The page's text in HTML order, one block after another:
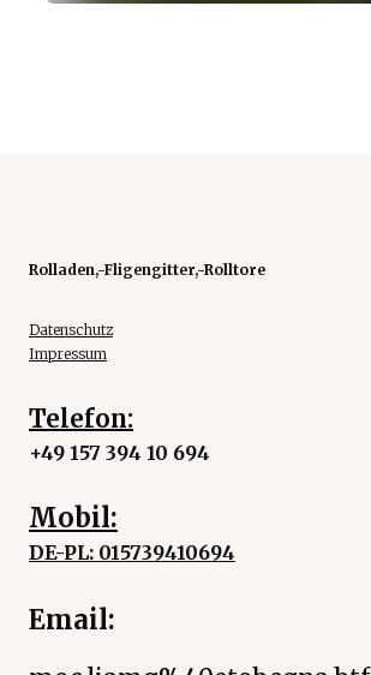
Rolladen,-Fligengitter,-Rolltore
Datenschutz
Impressum
Telefon:
+49 157 394 10 694
Mobil:
DE-PL: 015739410694
Email: